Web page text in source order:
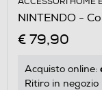
NINTENDO -
€ 79,90
Acquisto online:
Ritiro in